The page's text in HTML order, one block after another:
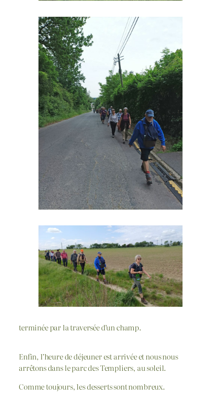
terminée par la traversée d’un champ.
Enfin, l’heure de déjeuner est arrivée et nous nous
arrêtons dans le parc des Templiers, au soleil.
Comme toujours, les desserts sont nombreux.